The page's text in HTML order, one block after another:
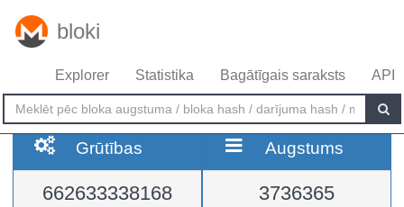
bloki
Explorer Statistika Bagātīgais saraksts API
Grūtības
662633338168
Augstums
3736365